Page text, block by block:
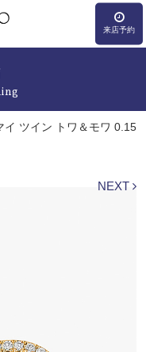
来店予約
ツイン トワ＆モワ 0.15
NEXT